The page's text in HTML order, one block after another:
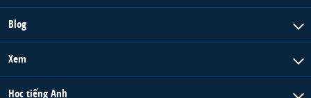
Blog
Xem
Học tiếng Anh